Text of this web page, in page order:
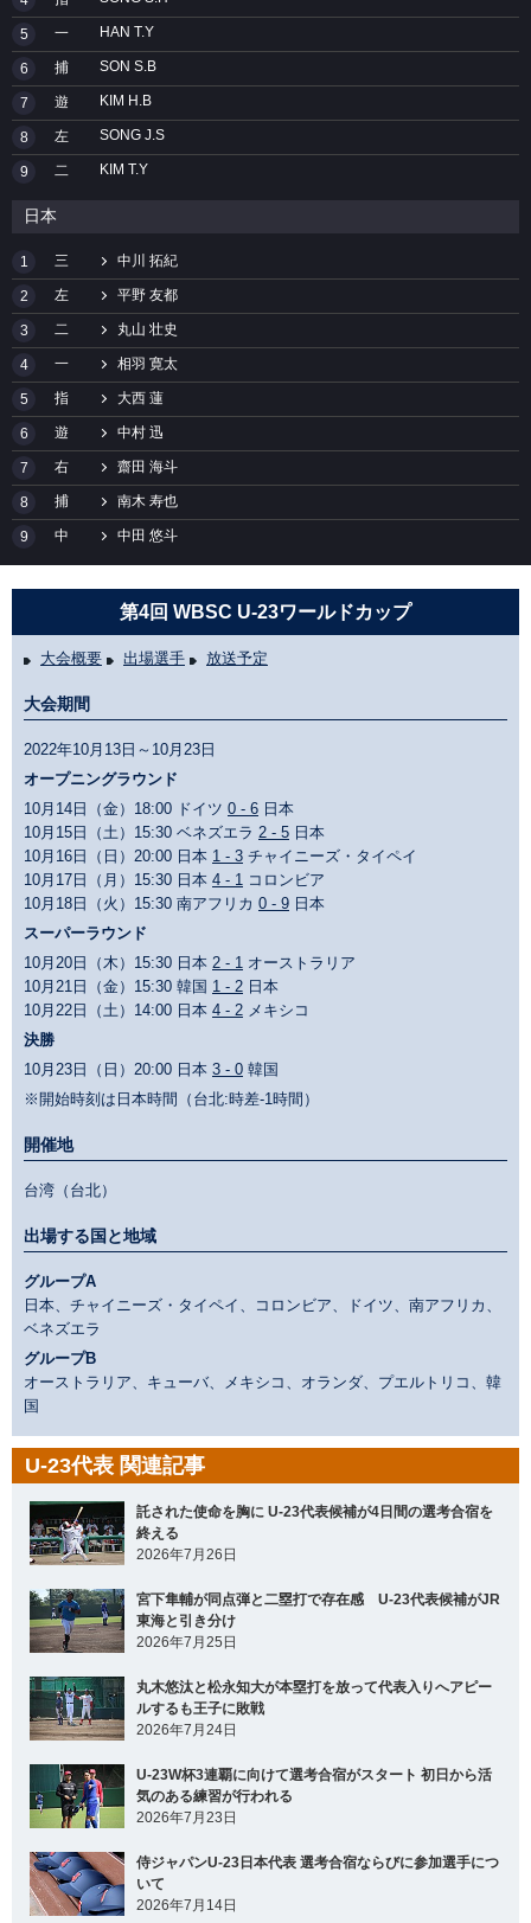
5 一 HAN T.Y
6 捕 SON S.B
7 遊 KIM H.B
8 左 SONG J.S
9 二 KIM T.Y
日本
1 三 中川 拓紀
2 左 平野 友都
3 二 丸山 壮史
4 一 相羽 寛太
5 指 大西 蓮
6 遊 中村 迅
7 右 齋田 海斗
8 捕 南木 寿也
9 中 中田 悠斗
第4回 WBSC U-23ワールドカップ
大会概要 出場選手 放送予定
大会期間
2022年10月13日～10月23日
オープニングラウンド
10月14日（金）18:00 ドイツ 0 - 6 日本
10月15日（土）15:30 ベネズエラ 2 - 5 日本
10月16日（日）20:00 日本 1 - 3 チャイニーズ・タイペイ
10月17日（月）15:30 日本 4 - 1 コロンビア
10月18日（火）15:30 南アフリカ 0 - 9 日本
スーパーラウンド
10月20日（木）15:30 日本 2 - 1 オーストラリア
10月21日（金）15:30 韓国 1 - 2 日本
10月22日（土）14:00 日本 4 - 2 メキシコ
決勝
10月23日（日）20:00 日本 3 - 0 韓国
※開始時刻は日本時間（台北:時差-1時間）
開催地
台湾（台北）
出場する国と地域
グループA
日本、チャイニーズ・タイペイ、コロンビア、ドイツ、南アフリカ、
ベネズエラ
グループB
オーストラリア、キューバ、メキシコ、オランダ、プエルトリコ、韓
国
U-23代表 関連記事
託された使命を胸に U-23代表候補が4日間の選考合宿を
終える
2026年7月26日
宮下隼輔が同点弾と二塁打で存在感 U-23代表候補がJR
東海と引き分け
2026年7月25日
丸木悠汰と松永知大が本塁打を放って代表入りへアピー
ルするも王子に敗戦
2026年7月24日
U-23W杯3連覇に向けて選考合宿がスタート 初日から活
気のある練習が行われる
2026年7月23日
侍ジャパンU-23日本代表 選考合宿ならびに参加選手につ
いて
2026年7月14日